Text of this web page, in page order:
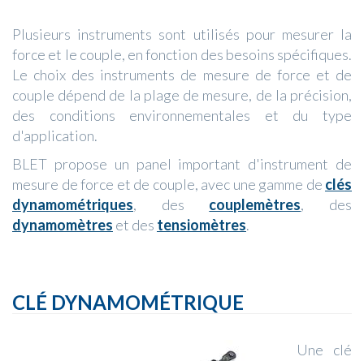
Plusieurs instruments sont utilisés pour mesurer la
force et le couple, en fonction des besoins spécifiques.
Le choix des instruments de mesure de force et de
couple dépend de la plage de mesure, de la précision,
des conditions environnementales et du type
d'application.
BLET propose un panel important d'instrument de
mesure de force et de couple, avec une gamme de clés
dynamométriques, des couplemètres, des
dynamomètres et des tensiomètres.
CLÉ DYNAMOMÉTRIQUE
Une clé